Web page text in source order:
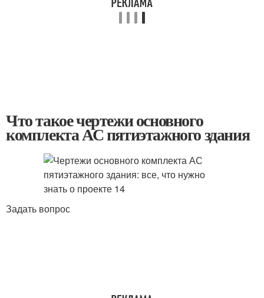
Что такое чертежи основного
комплекта АС пятиэтажного здания
Задать вопрос